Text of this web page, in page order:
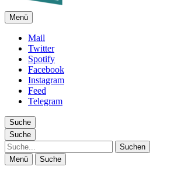
FEUILLETON IM INTERNET
Menü
Mail
Twitter
Spotify
Facebook
Instagram
Feed
Telegram
Suche
Suche
Suche
Menü Suche